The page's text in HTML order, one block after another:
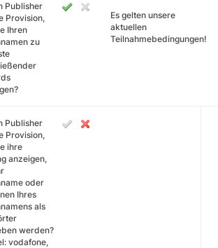
Publisher
Provision,
Ihren
zu
Es gelten unsere
aktuellen
Teilnahmebedingungen!
Publisher
Provision,
ihre
anzeigen,
oder
Ihres
als
werden?
vodafone,